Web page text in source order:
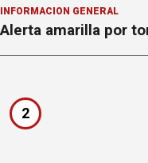
INFORMACION GENERAL
Alerta amarilla por
2